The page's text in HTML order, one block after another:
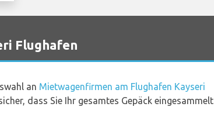
Flughafen
an Mietwagenfirmen am Flughafen Kayseri
dass Sie Ihr gesamtes Gepäck eingesammelt